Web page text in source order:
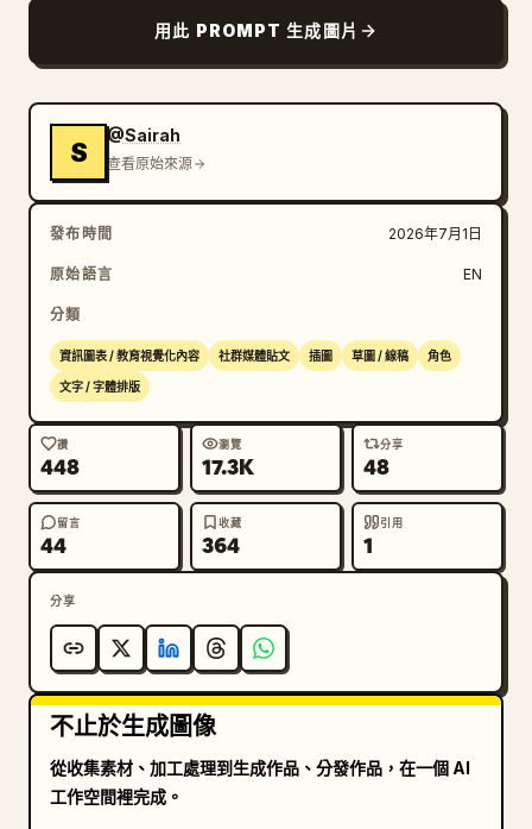
用此 PROMPT 生成圖片
S
@Sairah
查看原始來源
發布時間 2026年7月1日
原始語言 EN
分類
資訊圖表 / 教育視覺化內容 社群媒體貼文 插圖 草圖 / 線稿 角色
文字 / 字體排版
讚
448
瀏覽
17.3K
分享
48
留言
44
收藏
364
引用
1
分享
不止於生成圖像
從收集素材、加工處理到生成作品、分發作品，在一個 AI
工作空間裡完成。